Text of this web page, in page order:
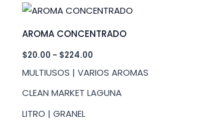
AROMA CONCENTRADO
$20.00 - $224.00
precios:
$20.00
MULTIUSOS | VARIOS AROMAS
CLEAN MARKET LAGUNA
LITRO | GRANEL